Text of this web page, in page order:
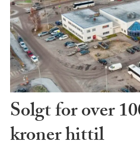
Solgt for over
kroner hittil